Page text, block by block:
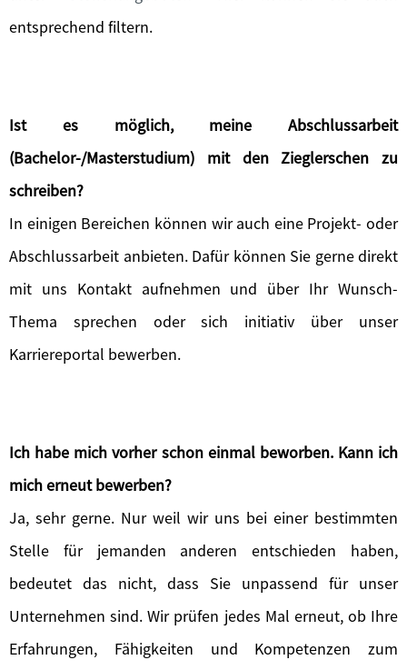
entsprechend filtern.
Ist es möglich, meine Abschlussarbeit
(Bachelor-/Masterstudium) mit den Zieglerschen zu
schreiben?
In einigen Bereichen können wir auch eine Projekt- oder
Abschlussarbeit anbieten. Dafür können Sie gerne direkt
mit uns Kontakt aufnehmen und über Ihr Wunsch-
Thema sprechen oder sich initiativ über unser
Karriereportal bewerben.
Ich habe mich vorher schon einmal beworben. Kann ich
mich erneut bewerben?
Ja, sehr gerne. Nur weil wir uns bei einer bestimmten
Stelle für jemanden anderen entschieden haben,
bedeutet das nicht, dass Sie unpassend für unser
Unternehmen sind. Wir prüfen jedes Mal erneut, ob Ihre
Erfahrungen, Fähigkeiten und Kompetenzen zum